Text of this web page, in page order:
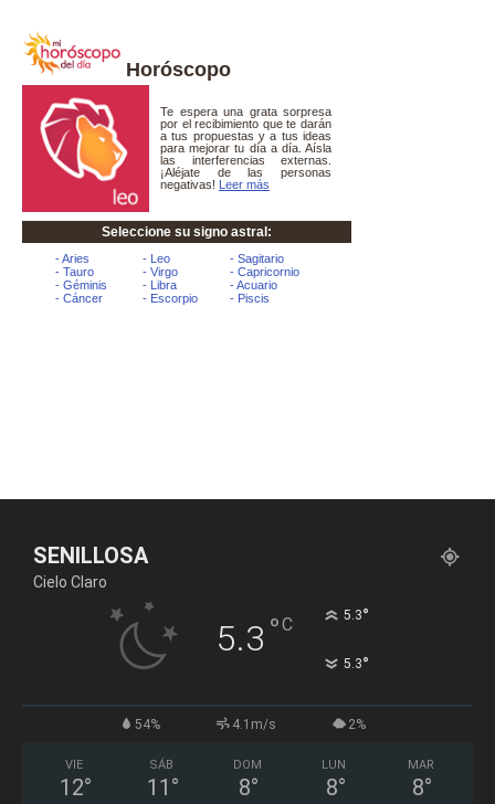
Horóscopo
SENILLOSA
Cielo Claro
5.3 °C 5.3°
5.3°
54% 4.1m/s 2%
VIE
12°
SÁB
11 °
DOM
8°
LUN
8°
MAR
8°